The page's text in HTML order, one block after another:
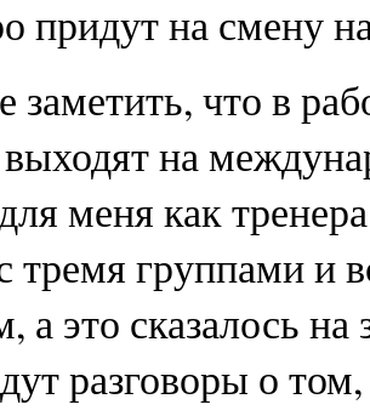
придут на смену
что в
на
меня как
тремя группами и
а это сказалось
разговоры о